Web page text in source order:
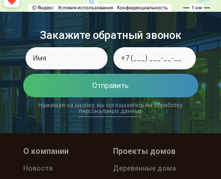
Закажите обратный звонок
Отправить
Нажимая на кнопку, вы соглашаетесь на обработку
персональных данных
О компании
Новости
Проекты домов
Деревянные дома